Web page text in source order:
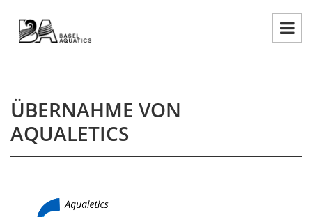
ÜBERNAHME VON
AQUALETICS